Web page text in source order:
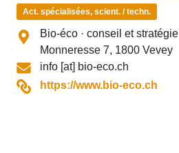
Act. spécialisées, scient. / techn.
Emplacement
Bio-éco · conseil et stratégie
Monneresse 7, 1800 Vevey
Courriel
info [at] bio-eco.ch
Website
https://www.bio-eco.ch